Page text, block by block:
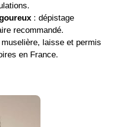
: dépistage
recommandé.
muselière, laisse et permis
en France.